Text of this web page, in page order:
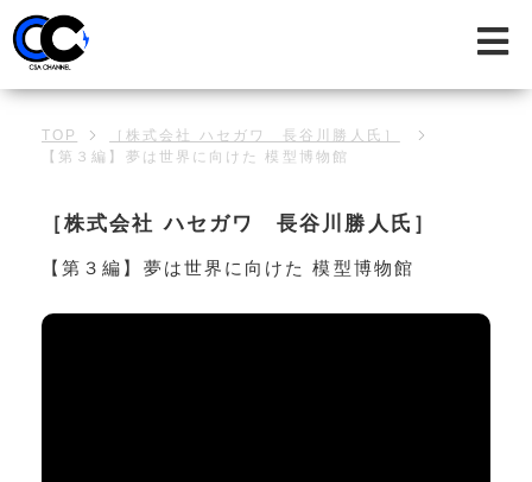
TOP
［株式会社 ハセガワ 長谷川勝人氏］
【第３編】夢は世界に向けた 模型博物館
［株式会社 ハセガワ 長谷川勝人氏］
【第３編】夢は世界に向けた 模型博物館